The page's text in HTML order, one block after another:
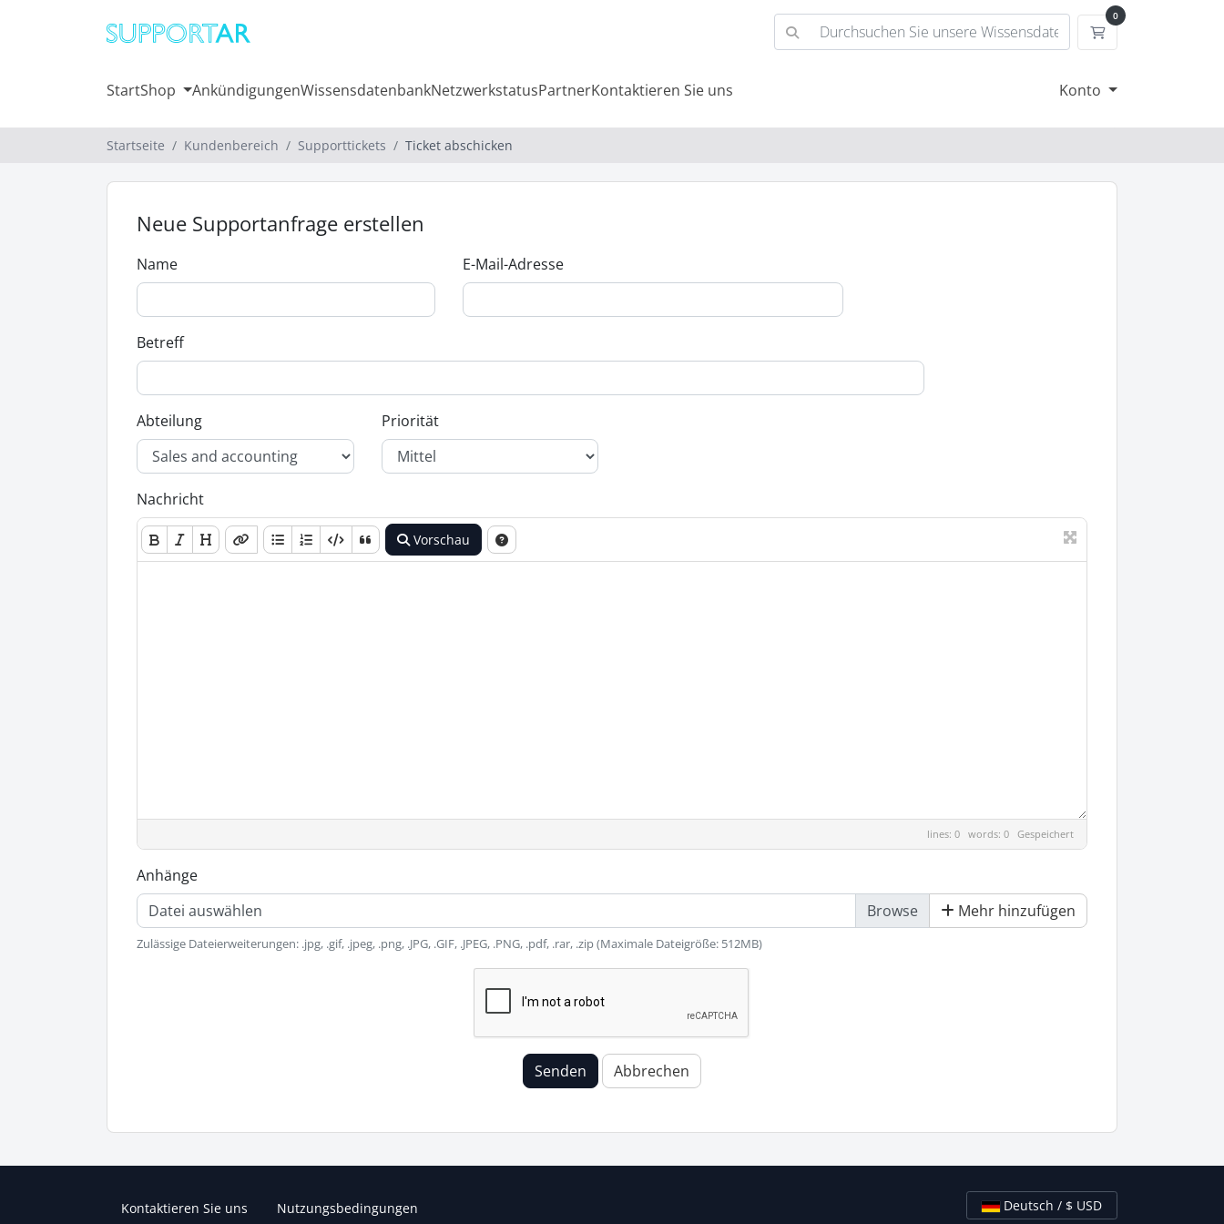
0
Mein Warenkorb
StartShop AnkündigungenWissensdatenbankNetzwerkstatusPartnerKontaktieren Sie uns Konto
Startseite Kundenbereich Supporttickets Ticket abschicken
Neue Supportanfrage erstellen
Name E-Mail-Adresse
Betreff
Abteilung Priorität
Nachricht
Vorschau
lines: 0 words: 0 Gespeichert
Anhänge
Datei auswählen
Mehr hinzufügen
Zulässige Dateierweiterungen: .jpg, .gif, .jpeg, .png, .JPG, .GIF, .JPEG, .PNG, .pdf, .rar, .zip (Maximale Dateigröße: 512MB)
Senden Abbrechen
Deutsch / $ USD
Kontaktieren Sie uns Nutzungsbedingungen